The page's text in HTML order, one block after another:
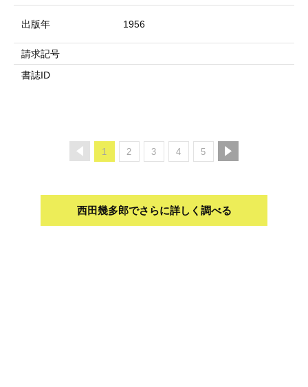
出版年 1956
請求記号
書誌ID
1 2 3 4 5
西田幾多郎でさらに詳しく調べる